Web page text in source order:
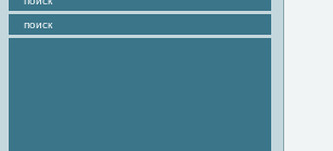
поиск